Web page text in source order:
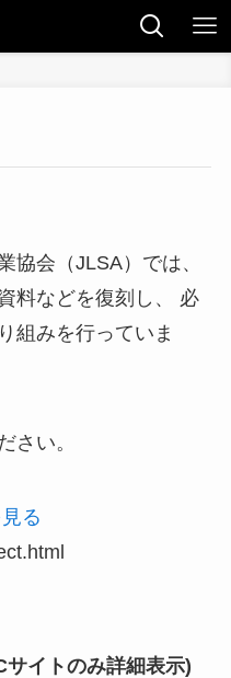
協会（JLSA）では、
料などを復刻し、 必
組みを行っていま
さい。
る
イトのみ詳細表示)